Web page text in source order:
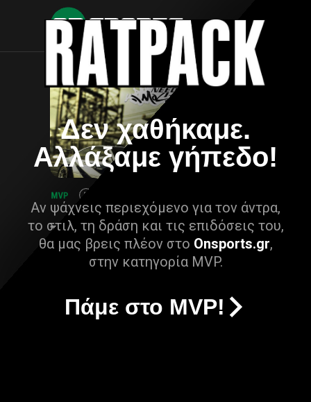
Δεν χαθήκαμε.
Αλλάξαμε γήπεδο!
Αν ψάχνεις περιεχόμενο για τον άντρα,
το στιλ, τη δράση και τις επιδόσεις του,
θα μας βρεις πλέον στο Onsports.gr,
στην κατηγορία MVP.
Πάμε στο MVP!